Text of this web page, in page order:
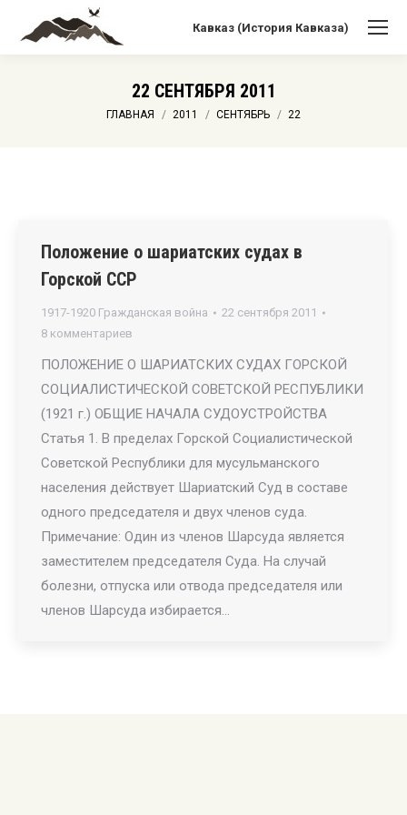
Кавказ (История Кавказа)
22 СЕНТЯБРЯ 2011
Вы здесь:
ГЛАВНАЯ 2011 СЕНТЯБРЬ 22
Положение о шариатских судах в
Горской ССР
1917-1920 Гражданская война
22 сентября 2011
8 комментариев
ПОЛОЖЕНИЕ О ШАРИАТСКИХ СУДАХ ГОРСКОЙ
СОЦИАЛИСТИЧЕСКОЙ СОВЕТСКОЙ РЕСПУБЛИКИ
(1921 г.) ОБЩИЕ НАЧАЛА СУДОУСТРОЙСТВА
Статья 1. В пределах Горской Социалистической
Советской Республики для мусульманского
населения действует Шариатский Суд в составе
одного председателя и двух членов суда.
Примечание: Один из членов Шарсуда является
заместителем председателя Суда. На случай
болезни, отпуска или отвода председателя или
членов Шарсуда избирается…